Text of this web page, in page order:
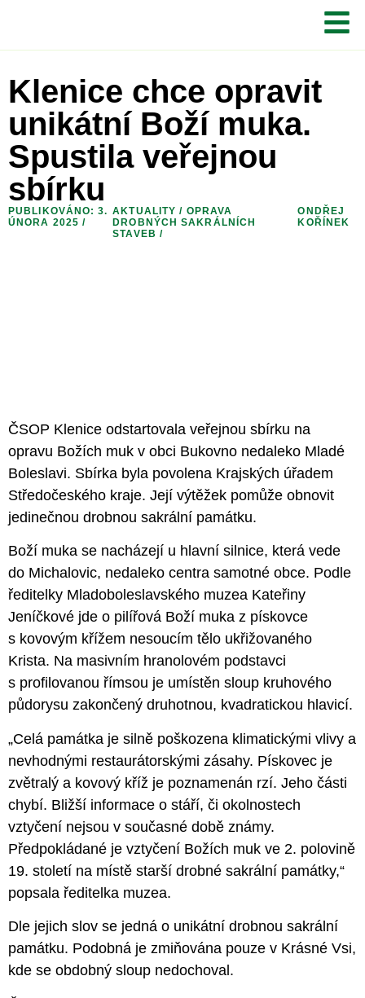
Klenice chce opravit
unikátní Boží muka.
Spustila veřejnou
sbírku
PUBLIKOVÁNO: 3.
ÚNORA 2025 /
AKTUALITY / OPRAVA
DROBNÝCH SAKRÁLNÍCH
STAVEB /
ONDŘEJ
KOŘÍNEK
ČSOP Klenice odstartovala veřejnou sbírku na
opravu Božích muk v obci Bukovno nedaleko Mladé
Boleslavi. Sbírka byla povolena Krajských úřadem
Středočeského kraje. Její výtěžek pomůže obnovit
jedinečnou drobnou sakrální památku.
Boží muka se nacházejí u hlavní silnice, která vede
do Michalovic, nedaleko centra samotné obce. Podle
ředitelky Mladoboleslavského muzea Kateřiny
Jeníčkové jde o pilířová Boží muka z pískovce
s kovovým křížem nesoucím tělo ukřižovaného
Krista. Na masivním hranolovém podstavci
s profilovanou římsou je umístěn sloup kruhového
půdorysu zakončený druhotnou, kvadratickou hlavicí.
„Celá památka je silně poškozena klimatickými vlivy a
nevhodnými restaurátorskými zásahy. Pískovec je
zvětralý a kovový kříž je poznamenán rzí. Jeho části
chybí. Bližší informace o stáří, či okolnostech
vztyčení nejsou v současné době známy.
Předpokládané je vztyčení Božích muk ve 2. polovině
19. století na místě starší drobné sakrální památky,“
popsala ředitelka muzea.
Dle jejich slov se jedná o unikátní drobnou sakrální
památku. Podobná je zmiňována pouze v Krásné Vsi,
kde se obdobný sloup nedochoval.